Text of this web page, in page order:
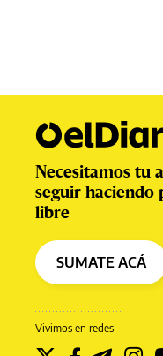
Vivimos en redes
Necesitamos tu
seguir haciendo
libre
SUMATE ACÁ